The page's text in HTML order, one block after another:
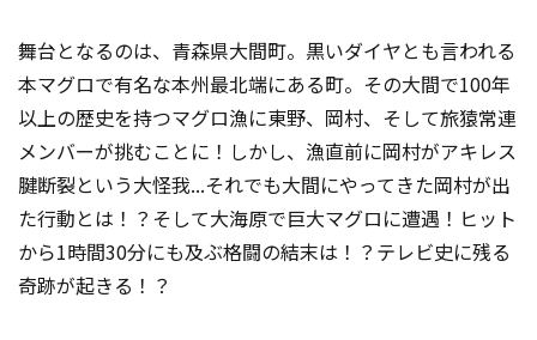
舞台となるのは、青森県大間町。黒いダイヤとも言われる
本マグロで有名な本州最北端にある町。その大間で100年
以上の歴史を持つマグロ漁に東野、岡村、そして旅猿常連
メンバーが挑むことに！しかし、漁直前に岡村がアキレス
腱断裂という大怪我...それでも大間にやってきた岡村が出
た行動とは！？そして大海原で巨大マグロに遭遇！ヒット
から1時間30分にも及ぶ格闘の結末は！？テレビ史に残る
奇跡が起きる！？